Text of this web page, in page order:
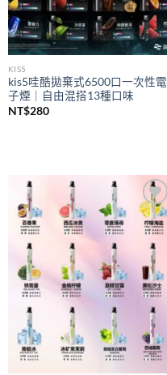
KIS5
kis5哇酷拋棄式6500口一次性電
子煙｜自由混搭13種口味
NT$280
Add to
wishlist